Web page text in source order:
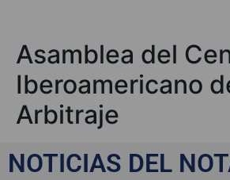
Asamblea del
Iberoamericano
Arbitraje
NOTICIAS DEL